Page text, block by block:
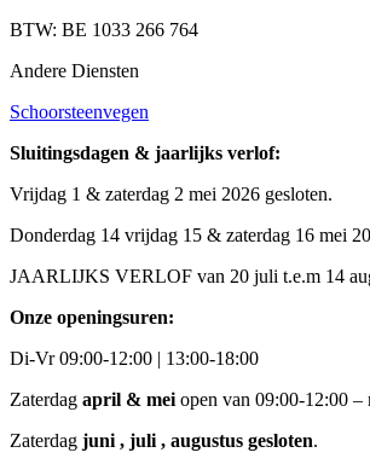
BTW: BE 1033 266 764
Andere Diensten
Schoorsteenvegen
Sluitingsdagen & jaarlijks verlof:
Vrijdag 1 & zaterdag 2 mei 2026 gesloten.
Donderdag 14 vrijdag 15 & zaterdag 16 mei
JAARLIJKS VERLOF van 20 juli t.e.m 14
Onze openingsuren:
Di-Vr 09:00-12:00 | 13:00-18:00
Zaterdag april & mei open van 09:00-12:00 –
Zaterdag juni , juli , augustus gesloten.